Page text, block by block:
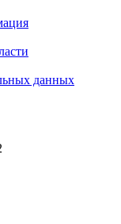
данных